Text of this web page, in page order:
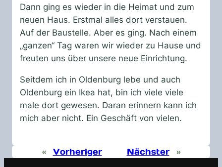
Dann ging es wieder in die Heimat und zum
neuen Haus. Erstmal alles dort verstauen.
Auf der Baustelle. Aber es ging. Nach einem
„ganzen“ Tag waren wir wieder zu Hause und
freuten uns über unsere neue Einrichtung.
Seitdem ich in Oldenburg lebe und auch
Oldenburg ein Ikea hat, bin ich viele viele
male dort gewesen. Daran erinnern kann ich
mich aber nicht. Ein Geschäft von vielen.
« Vorheriger Nächster »